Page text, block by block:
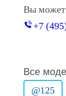
Вы
+7
Все
@125